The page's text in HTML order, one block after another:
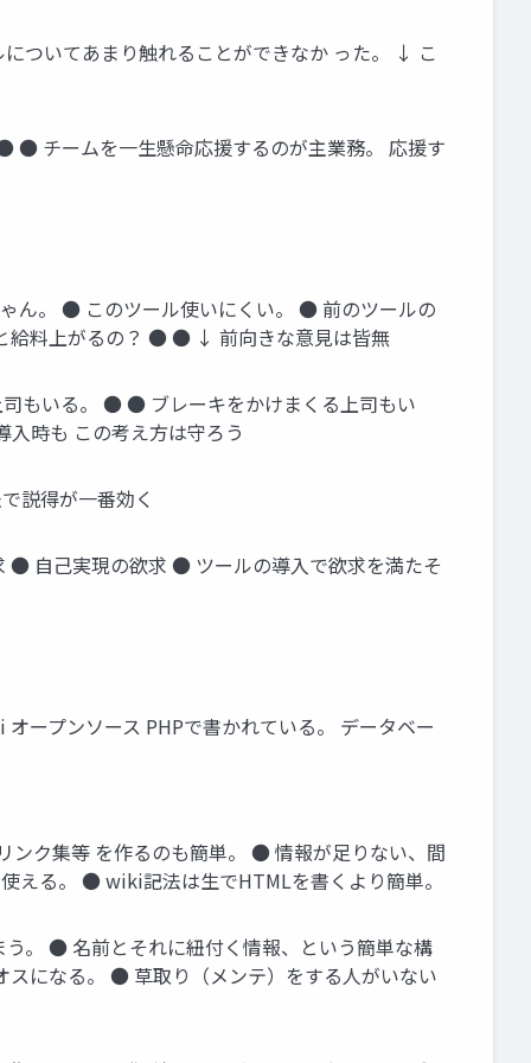
ついてあまり触れることができなか った。 ↓ こ
● チームを一生懸命応援するのが主業務。 応援す
ん。 ● このツール使いにくい。 ● 前のツールの
給料上がるの？ ● ● ↓ 前向きな意見は皆無
もいる。 ● ● ブレーキをかけまくる上司もい
時も この考え方は守ろう
説得が一番効く
自己実現の欲求 ● ツールの導入で欲求を満たそ
プンソース PHPで書かれている。 データベー
ク集等 を作るのも簡単。 ● 情報が足りない、間
える。 ● wiki記法は生でHTMLを書くより簡単。
。 ● 名前とそれに紐付く情報、という簡単な構
になる。 ● 草取り（メンテ）をする人がいない